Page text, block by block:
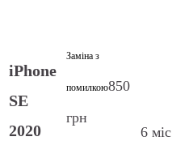
iPhone
SE
2020
Заміна з
помилкою850
грн
6 міс